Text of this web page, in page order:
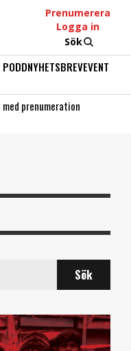
Prenumerera
Logga in
Sök
NYHETSBREVEVENT
med prenumeration